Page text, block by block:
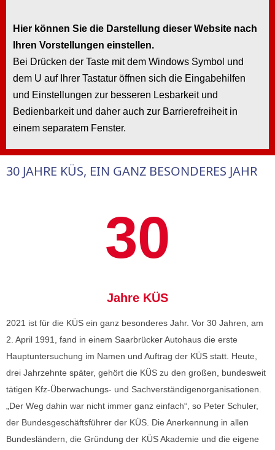
Hier können Sie die Darstellung dieser Website nach
Ihren Vorstellungen einstellen.
Bei Drücken der Taste mit dem Windows Symbol und
dem U auf Ihrer Tastatur öffnen sich die Eingabehilfen
und Einstellungen zur besseren Lesbarkeit und
Bedienbarkeit und daher auch zur Barrierefreiheit in
einem separatem Fenster.
30 JAHRE KÜS, EIN GANZ BESONDERES JAHR
30
Jahre KÜS
2021 ist für die KÜS ein ganz besonderes Jahr. Vor 30 Jahren, am
2. April 1991, fand in einem Saarbrücker Autohaus die erste
Hauptuntersuchung im Namen und Auftrag der KÜS statt. Heute,
drei Jahrzehnte später, gehört die KÜS zu den großen, bundesweit
tätigen Kfz-Überwachungs- und Sachverständigenorganisationen.
„Der Weg dahin war nicht immer ganz einfach“, so Peter Schuler,
der Bundesgeschäftsführer der KÜS. Die Anerkennung in allen
Bundesländern, die Gründung der KÜS Akademie und die eigene